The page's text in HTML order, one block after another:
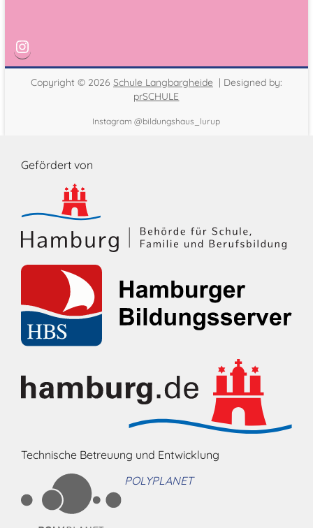
Copyright © 2026 Schule Langbargheide | Designed by:
prSCHULE
Instagram @bildungshaus_lurup
Gefördert von
Technische Betreuung und Entwicklung
POLYPLANET